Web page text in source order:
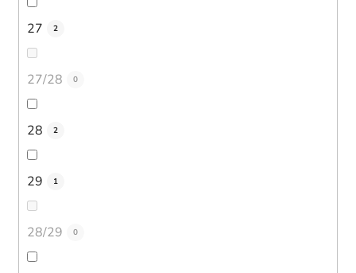
27 2
27/28 0
28 2
29 1
28/29 0